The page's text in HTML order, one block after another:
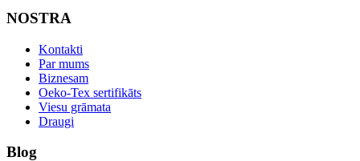
NOSTRA
Kontakti
Par mums
Biznesam
Oeko-Tex sertifikāts
Viesu grāmata
Draugi
Blog